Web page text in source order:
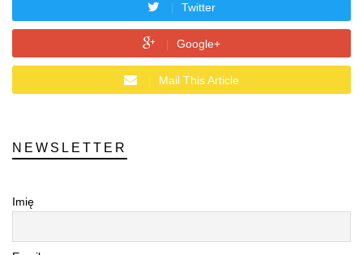
Twitter
Google+
Mail This Article
NEWSLETTER
Imię